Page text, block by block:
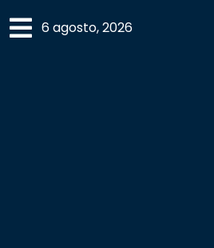
× 6 agosto, 2026